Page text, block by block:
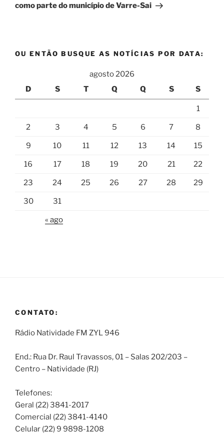
como parte do município de Varre-Sai
OU ENTÃO BUSQUE AS NOTÍCIAS POR DATA:
agosto 2026
D
S T Q Q S S
1
2 3 4 5 6 7 8
9 10 11 12 13 14 15
16 17 18 19 20 21 22
23 24 25 26 27 28 29
30 31
« ago
CONTATO:
Rádio Natividade FM ZYL 946
End.: Rua Dr. Raul Travassos, 01 – Salas 202/203 –
Centro – Natividade (RJ)
Telefones:
Geral (22) 3841-2017
Comercial (22) 3841-4140
Celular (22) 9 9898-1208